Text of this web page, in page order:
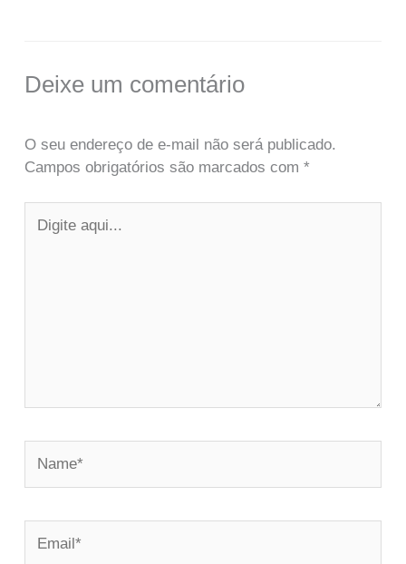
Deixe um comentário
O seu endereço de e-mail não será publicado.
Campos obrigatórios são marcados com *
aqui...